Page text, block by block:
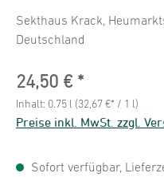
Sekthaus Krack,
Deutschland
Regulärer Preis:
24,50 €
Inhalt: 0.75 l (32,67 €* / 1 l)
Preise inkl. MwSt. zzgl.
Sofort verfügbar,